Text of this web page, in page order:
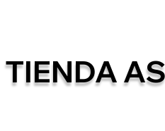
TIENDA